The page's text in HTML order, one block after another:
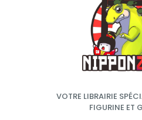
VOTRE LIBRAIRIE
FIGURINE ET